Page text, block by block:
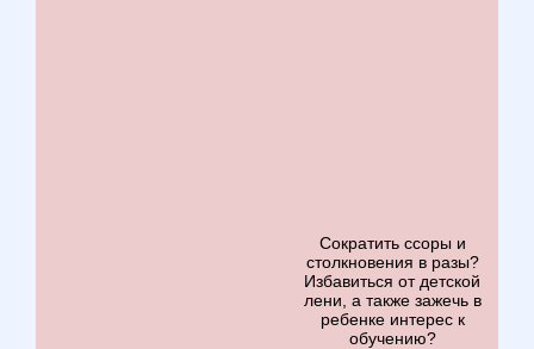
Сократить ссоры и
столкновения в разы?
Избавиться от детской
лени, а также зажечь в
ребенке интерес к
обучению?